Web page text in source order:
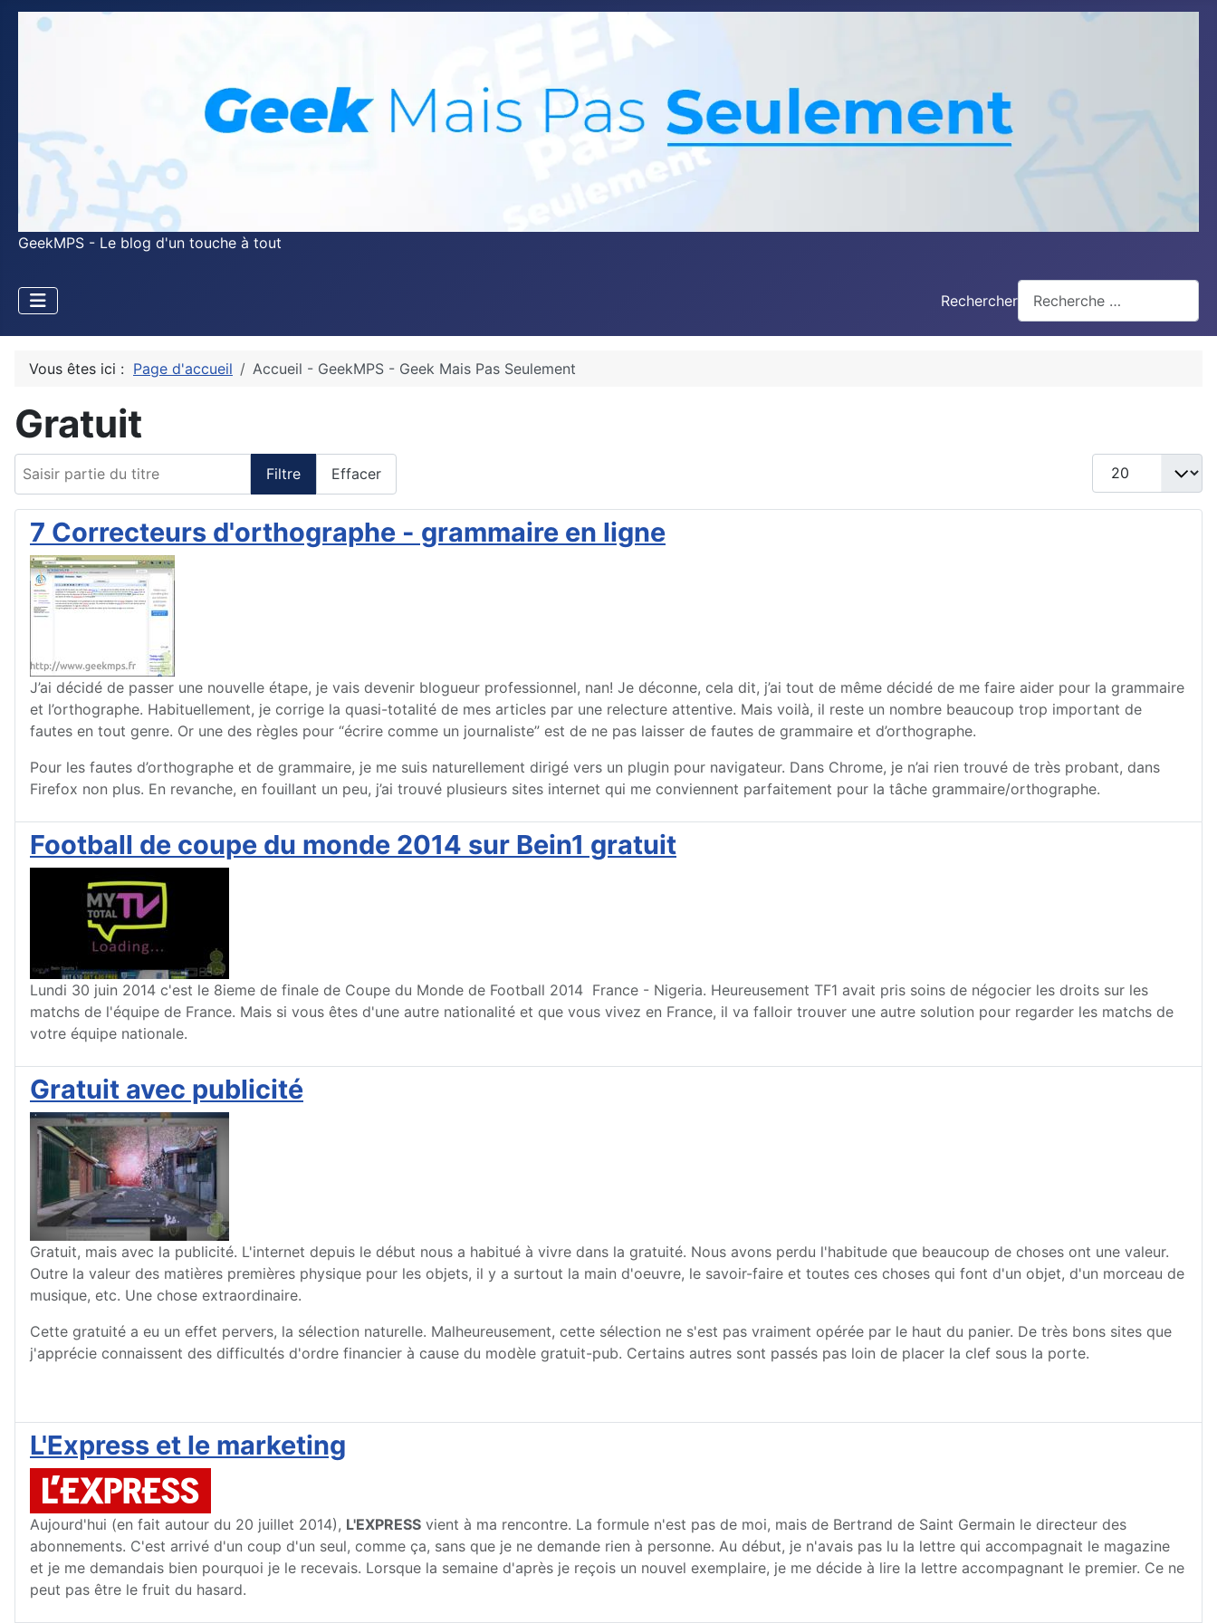
GeekMPS - Le blog d'un touche à tout
Rechercher
Vous êtes ici : Page d'accueil Accueil - GeekMPS - Geek Mais Pas Seulement
Gratuit
Filtre Effacer
Afficher #
7 Correcteurs d'orthographe - grammaire en ligne
J’ai décidé de passer une nouvelle étape, je vais devenir blogueur professionnel, nan! Je déconne, cela dit, j’ai tout de même décidé de me faire aider pour la grammaire
et l’orthographe. Habituellement, je corrige la quasi-totalité de mes articles par une relecture attentive. Mais voilà, il reste un nombre beaucoup trop important de
fautes en tout genre. Or une des règles pour “écrire comme un journaliste” est de ne pas laisser de fautes de grammaire et d’orthographe.
Pour les fautes d’orthographe et de grammaire, je me suis naturellement dirigé vers un plugin pour navigateur. Dans Chrome, je n’ai rien trouvé de très probant, dans
Firefox non plus. En revanche, en fouillant un peu, j’ai trouvé plusieurs sites internet qui me conviennent parfaitement pour la tâche grammaire/orthographe.
Football de coupe du monde 2014 sur Bein1 gratuit
Lundi 30 juin 2014 c'est le 8ieme de finale de Coupe du Monde de Football 2014 France - Nigeria. Heureusement TF1 avait pris soins de négocier les droits sur les
matchs de l'équipe de France. Mais si vous êtes d'une autre nationalité et que vous vivez en France, il va falloir trouver une autre solution pour regarder les matchs de
votre équipe nationale.
Gratuit avec publicité
Gratuit, mais avec la publicité. L'internet depuis le début nous a habitué à vivre dans la gratuité. Nous avons perdu l'habitude que beaucoup de choses ont une valeur.
Outre la valeur des matières premières physique pour les objets, il y a surtout la main d'oeuvre, le savoir-faire et toutes ces choses qui font d'un objet, d'un morceau de
musique, etc. Une chose extraordinaire.
Cette gratuité a eu un effet pervers, la sélection naturelle. Malheureusement, cette sélection ne s'est pas vraiment opérée par le haut du panier. De très bons sites que
j'apprécie connaissent des difficultés d'ordre financier à cause du modèle gratuit-pub. Certains autres sont passés pas loin de placer la clef sous la porte.
L'Express et le marketing
Aujourd'hui (en fait autour du 20 juillet 2014), L'EXPRESS vient à ma rencontre. La formule n'est pas de moi, mais de Bertrand de Saint Germain le directeur des
abonnements. C'est arrivé d'un coup d'un seul, comme ça, sans que je ne demande rien à personne. Au début, je n'avais pas lu la lettre qui accompagnait le magazine
et je me demandais bien pourquoi je le recevais. Lorsque la semaine d'après je reçois un nouvel exemplaire, je me décide à lire la lettre accompagnant le premier. Ce ne
peut pas être le fruit du hasard.